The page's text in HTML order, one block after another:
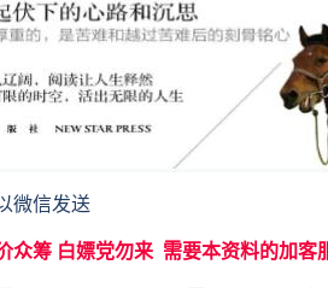
微信发送
众筹 白嫖党勿来 需要本资料的加客